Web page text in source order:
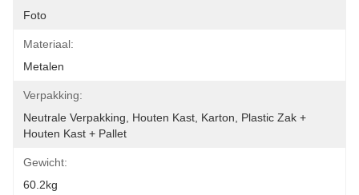
Foto
Materiaal:
Metalen
Verpakking:
Neutrale Verpakking, Houten Kast, Karton, Plastic Zak +
Houten Kast + Pallet
Gewicht:
60.2kg